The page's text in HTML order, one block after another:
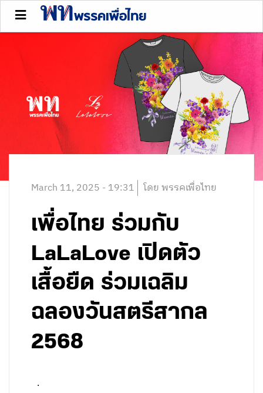
March 11, 2025 - 19:31 โดย พรรคเพื่อไทย
เพื่อไทย ร่วมกับ
LaLaLove เปิดตัว
เสื้อยืด ร่วมเฉลิม
ฉลองวันสตรีสากล
2568
.